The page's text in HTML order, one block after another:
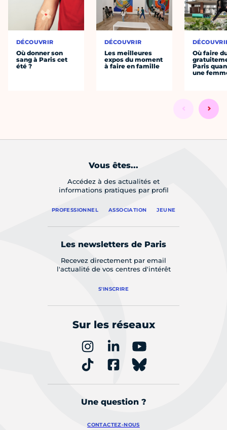
DÉCOUVRIR
Où donner son
sang à Paris cet
été ?
DÉCOUVRIR
Les meilleures
expos du moment
à faire en famille
Où faire
Paris
une
Vous êtes...
Accédez à des actualités et
informations pratiques par profil
PROFESSIONNEL ASSOCIATION JEUNE
Les newsletters de Paris
Recevez directement par email
l'actualité de vos centres d'intérêt
S'INSCRIRE
Sur les réseaux
Une question ?
CONTACTEZ-NOUS